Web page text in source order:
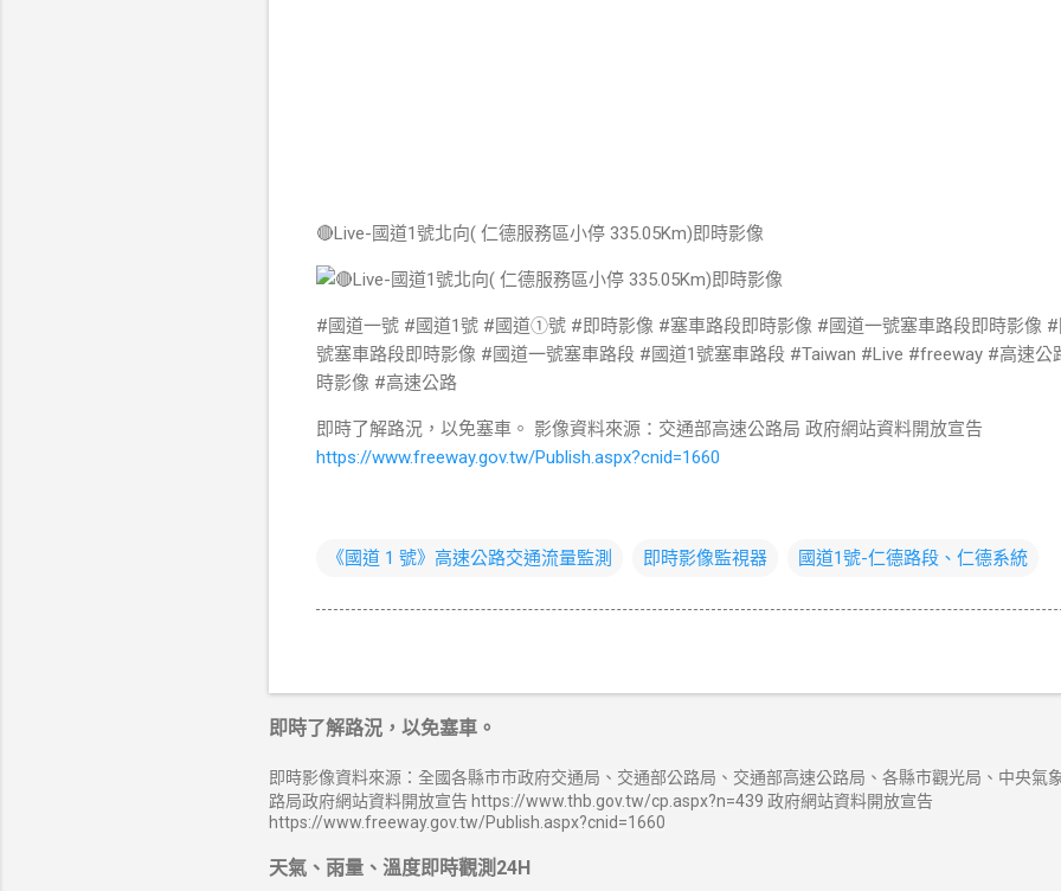
🔴Live-國道1號北向( 仁德服務區小停 335.05Km)即時影像
#國道一號 #國道1號 #國道①號 #即時影像 #塞車路段即時影像 #國道一號塞車路段即時影像 #
號塞車路段即時影像 #國道一號塞車路段 #國道1號塞車路段 #Taiwan #Live #freeway #高速公
時影像 #高速公路
即時了解路況，以免塞車。 影像資料來源：交通部高速公路局 政府網站資料開放宣告
https://www.freeway.gov.tw/Publish.aspx?cnid=1660
《國道 1 號》高速公路交通流量監測 即時影像監視器 國道1號-仁德路段、仁德系統
即時了解路況，以免塞車。
即時影像資料來源：全國各縣市市政府交通局、交通部公路局、交通部高速公路局、各縣市觀光局、中央氣
路局政府網站資料開放宣告 https://www.thb.gov.tw/cp.aspx?n=439 政府網站資料開放宣告
https://www.freeway.gov.tw/Publish.aspx?cnid=1660
天氣、雨量、溫度即時觀測24H